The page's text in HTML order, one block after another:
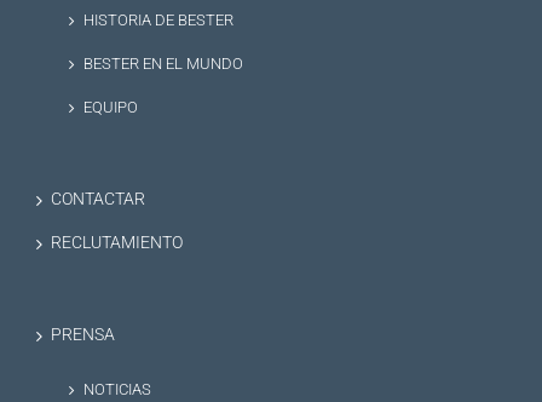
HISTORIA DE BESTER
BESTER EN EL MUNDO
EQUIPO
CONTACTAR
RECLUTAMIENTO
PRENSA
NOTICIAS